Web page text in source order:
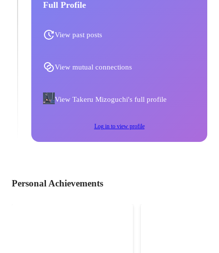
Full Profile
View past posts
View mutual connections
View Takeru Mizoguchi's full profile
Log in to view profile
Personal Achievements